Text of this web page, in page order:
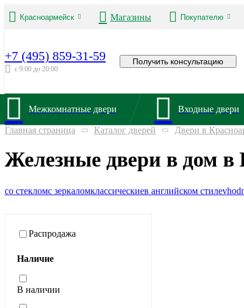
Красноармейск Магазины Покупателю
+7 (495) 859-31-59
с 9:00 до 20:00
Получить консультацию
Межкомнатные двери Входные двери
Главная страница Каталог дверей Двери в
Железные двери в дом в
со стекломс зеркаломклассическиев английском стиле
Распродажа
Наличие
В наличии